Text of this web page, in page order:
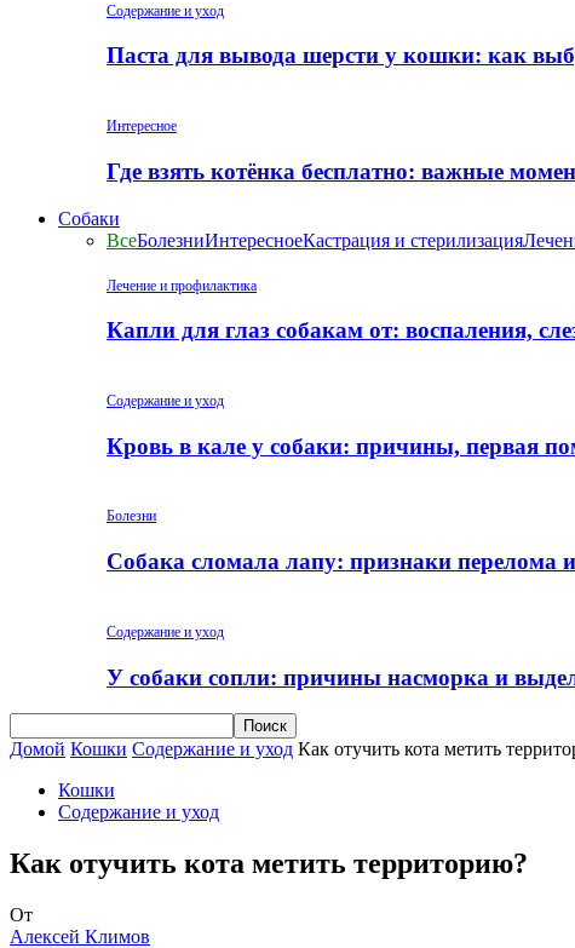
Содержание и уход
Паста для вывода шерсти у кошки: как
Интересное
Где взять котёнка бесплатно: важные
Собаки
ВсеБолезниИнтересноеКастрация и стерилизация
Лечение и профилактика
Капли для глаз собакам от: воспаления,
Содержание и уход
Кровь в кале у собаки: причины, первая
Болезни
Собака сломала лапу: признаки перелома
Содержание и уход
У собаки сопли: причины насморка и
Домой Кошки Содержание и уход Как отучить кота метить
Кошки
Содержание и уход
Как отучить кота метить территорию?
От
Алексей Климов